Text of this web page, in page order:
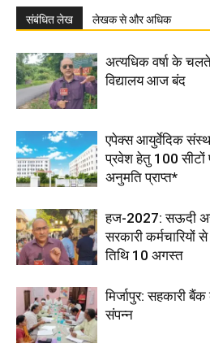
संबंधित लेख लेखक से और अधिक
अत्यधिक वर्षा के
विद्यालय आज बंद
एपेक्स आयुर्वेदिक
प्रवेश हेतु 100
अनुमति प्राप्त*
हज-2027: सऊदी
सरकारी
तिथि 10 अगस्त
मिर्जापुर: सहकारी
संपन्न